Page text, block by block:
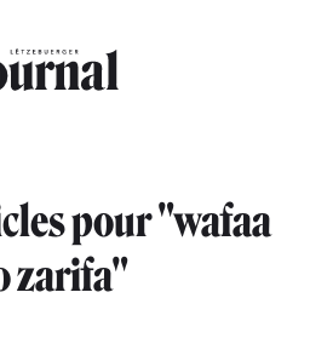
pour "wafaa
zarifa"